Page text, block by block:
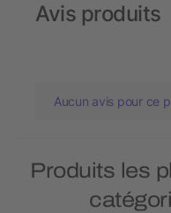
Avis produits
Aucun avis pour ce
Produits les